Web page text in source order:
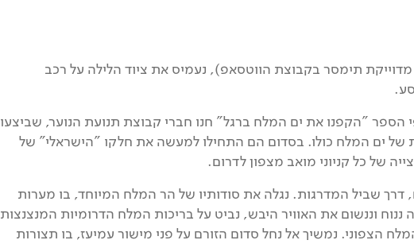
7:30 (נקודה מדוייקת תימסר בקבוצת הווטסאפ), נעמיס את ציוד הלילה על רכב
הספר "הקפנו את ים המלח ברגל" חנו חברי קבוצת תנועת הנוער, שביצעו
ים המלח כולו. בסדום הם התחילו למעשה את חלקו "הישראלי" של
של כל קניוני מואב מצפון לדרום.
דרך שביל המדרגות. נגלה את סודותיו של הר המלח המיוחד, בו מערות
וננשום את האוויר היבש, נביט על בריכות המלח הדרומיות המנצנצות
המלח הצפוני. נמשיך אל נחל סדום הזורם על פני מישור עמיעז, בו תצורות